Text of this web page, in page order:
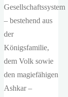
Gesellschaftssystem
– bestehend aus
der
Königsfamilie,
dem Volk sowie
den magiefähigen
Ashkar –